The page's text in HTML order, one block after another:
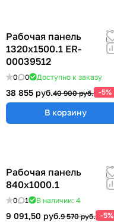
Рабочая панель
1320х1500.1 ER-
00039512
0 0 Доступно к заказу
38 855 руб.40 900 руб. -5%
В корзину
Рабочая панель
840х1000.1
0 1 В наличии: 4
9 091,50 руб.9 570 руб. -5%